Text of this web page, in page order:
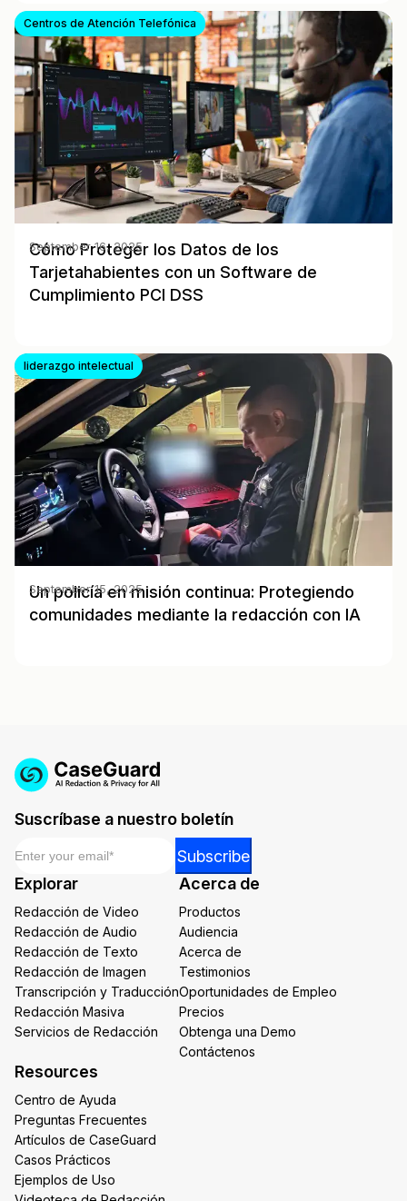
Centros de Atención Telefónica
Cómo Proteger los Datos de los
Tarjetahabientes con un Software de
Cumplimiento PCI DSS
September 16, 2025
liderazgo intelectual
Un policía en misión continua: Protegiendo
comunidades mediante la redacción con IA
September 15, 2025
Suscríbase a nuestro boletín
*
Subscribe
Explorar
Redacción de Video
Redacción de Audio
Redacción de Texto
Redacción de Imagen
Transcripción y Traducción
Redacción Masiva
Servicios de Redacción
Acerca de
Productos
Audiencia
Acerca de
Testimonios
Oportunidades de Empleo
Precios
Obtenga una Demo
Contáctenos
Resources
Centro de Ayuda
Preguntas Frecuentes
Artículos de CaseGuard
Casos Prácticos
Ejemplos de Uso